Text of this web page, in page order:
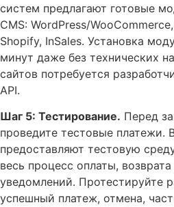
систем предлагают готовые
CMS: WordPress/
Shopify, InSales. Установка
минут даже без технических
сайтов потребуется
API.
Шаг 5: Тестирование. Перед
проведите тестовые платежи.
предоставляют тестовую
весь процесс оплаты,
уведомлений. Протестируйте
успешный платеж, отмена,